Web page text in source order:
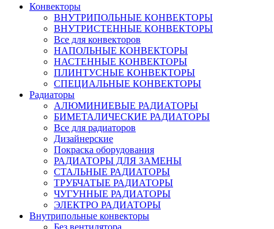
Конвекторы
ВНУТРИПОЛЬНЫЕ КОНВЕКТОРЫ
ВНУТРИСТЕННЫЕ КОНВЕКТОРЫ
Все для конвекторов
НАПОЛЬНЫЕ КОНВЕКТОРЫ
НАСТЕННЫЕ КОНВЕКТОРЫ
ПЛИНТУСНЫЕ КОНВЕКТОРЫ
СПЕЦИАЛЬНЫЕ КОНВЕКТОРЫ
Радиаторы
АЛЮМИНИЕВЫЕ РАДИАТОРЫ
БИМЕТАЛИЧЕСКИЕ РАДИАТОРЫ
Все для радиаторов
Дизайнерские
Покраска оборудования
РАДИАТОРЫ ДЛЯ ЗАМЕНЫ
СТАЛЬНЫЕ РАДИАТОРЫ
ТРУБЧАТЫЕ РАДИАТОРЫ
ЧУГУННЫЕ РАДИАТОРЫ
ЭЛЕКТРО РАДИАТОРЫ
Внутрипольные конвекторы
Без вентилятора